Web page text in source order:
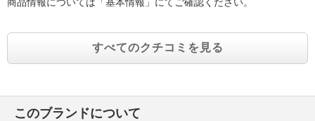
商品情報については「基本情報」にてご確認ください。
すべてのクチコミを見る
このブランドについて